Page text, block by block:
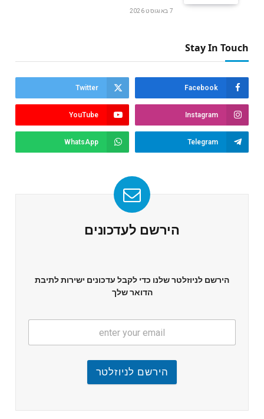
7 באוגוסט 2026
Stay In Touch
Facebook
Twitter
Instagram
YouTube
Telegram
WhatsApp
הירשם לעדכונים
הירשם לניוזלטר שלנו כדי לקבל עדכונים ישירות לתיבת
הדואר שלך
הירשם לניוזלטר